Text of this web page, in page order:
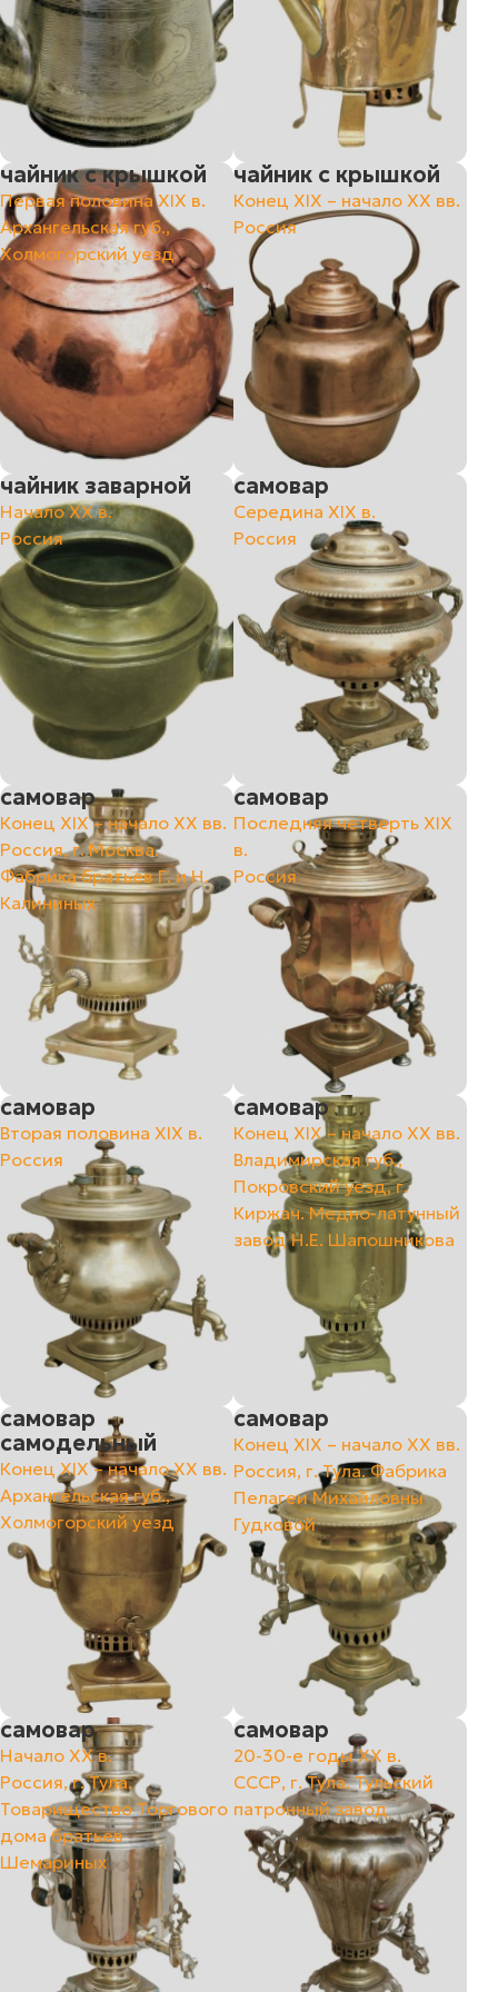
чайник с крышкой
Первая половина ХIХ в.
Архангельская губ.,
Холмогорский уезд
чайник с крышкой
Конец ХIХ – начало ХХ вв.
Россия
чайник заварной
Начало ХХ в.
Россия
самовар
Середина XIX в.
Россия
самовар
Конец ХIХ – начало ХХ вв.
Россия, г. Москва.
Фабрика братьев Г. и Н.
Калининых
самовар
Последняя четверть XIX
в.
Россия
самовар
Вторая половина XIX в.
Россия
самовар
Конец ХIХ – начало ХХ вв.
Владимирская губ.,
Покровский уезд, г.
Киржач. Медно-латунный
завод Н.Е. Шапошникова
самовар
самодельный
Конец ХIХ – начало ХХ вв.
Архангельская губ.,
Холмогорский уезд
самовар
Конец XIX – начало XX вв.
Россия, г. Тула. Фабрика
Пелагеи Михайловны
Гудковой
самовар
Начало ХХ в.
Россия, г. Тула.
Товарищество Торгового
дома братьев
Шемариных
самовар
20-30-е годы XX в.
СССР, г. Тула. Тульский
патронный завод